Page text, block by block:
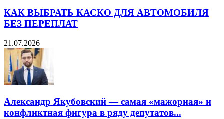
КАК ВЫБРАТЬ КАСКО ДЛЯ АВТОМОБИЛЯ
БЕЗ ПЕРЕПЛАТ
21.07.2026
Александр Якубовский — самая «мажорная» и
конфликтная фигура в ряду депутатов...